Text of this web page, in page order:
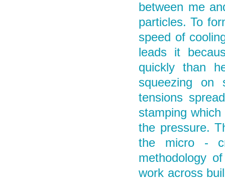
between me
particles. To
speed of
leads it
quickly than
squeezing on
tensions
stamping
the pressure.
the micro -
methodology
work across